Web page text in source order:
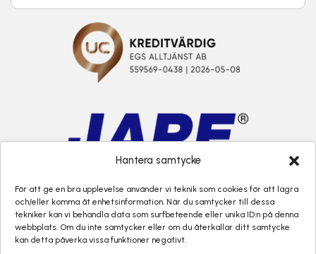
Hantera samtycke
För att ge en bra upplevelse använder vi teknik som cookies för att lagra
och/eller komma åt enhetsinformation. När du samtycker till dessa
tekniker kan vi behandla data som surfbeteende eller unika ID:n på denna
webbplats. Om du inte samtycker eller om du återkallar ditt samtycke
kan detta påverka vissa funktioner negativt.